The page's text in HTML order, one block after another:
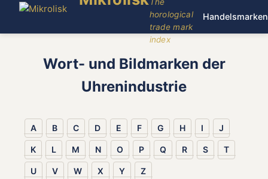
horological
trade mark
index
Handelsmarken
Wort- und Bildmarken der
Uhrenindustrie
A B C D E F G H I J
K L M N O P Q R S T
U V W X Y Z